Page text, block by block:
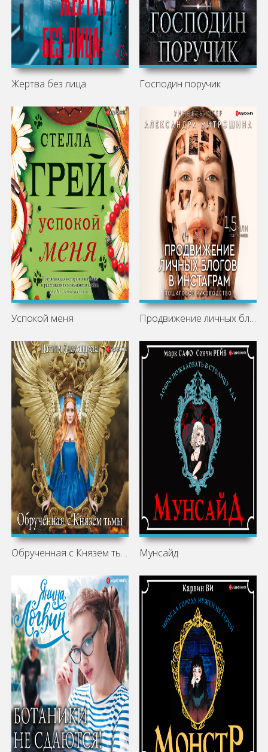
Жертва без лица Господин поручик
Успокой меня Продвижение личных блогов в Инстаграм:
Обрученная с Князем тьмы Мунсайд